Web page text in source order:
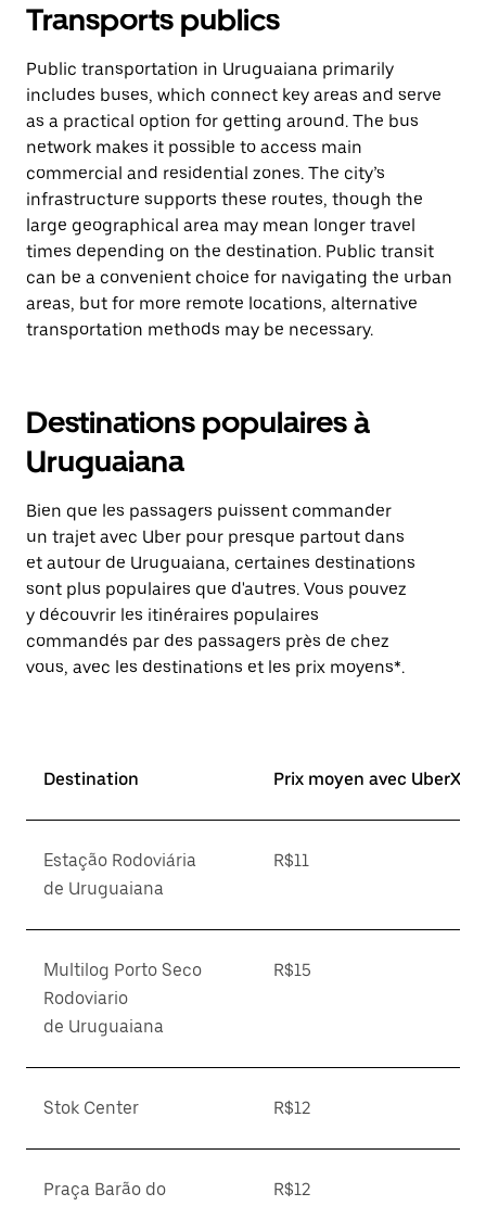
Transports publics
Public transportation in Uruguaiana primarily
includes buses, which connect key areas and serve
as a practical option for getting around. The bus
network makes it possible to access main
commercial and residential zones. The city’s
infrastructure supports these routes, though the
large geographical area may mean longer travel
times depending on the destination. Public transit
can be a convenient choice for navigating the urban
areas, but for more remote locations, alternative
transportation methods may be necessary.
Destinations populaires à
Uruguaiana
Bien que les passagers puissent commander
un trajet avec Uber pour presque partout dans
et autour de Uruguaiana, certaines destinations
sont plus populaires que d'autres. Vous pouvez
y découvrir les itinéraires populaires
commandés par des passagers près de chez
vous, avec les destinations et les prix moyens*.
Destination Prix moyen avec UberX*
Estação Rodoviária
de Uruguaiana
R$11
Multilog Porto Seco
Rodoviario
de Uruguaiana
R$15
Stok Center R$12
Praça Barão do
R$12